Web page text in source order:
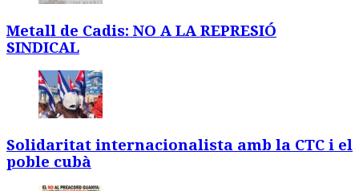
Metall de Cadis: NO A LA REPRESIÓ
SINDICAL
Solidaritat internacionalista amb la CTC i el
poble cubà